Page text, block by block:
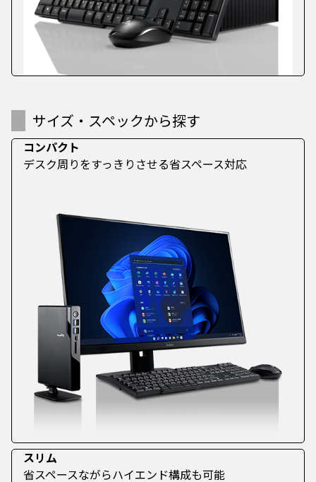
サイズ・スペックから探す
コンパクト
デスク周りをすっきりさせる省スペース対応
スリム
省スペースながらハイエンド構成も可能